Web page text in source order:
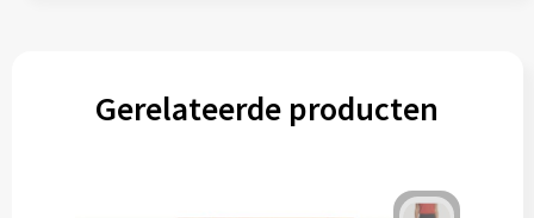
Gerelateerde producten